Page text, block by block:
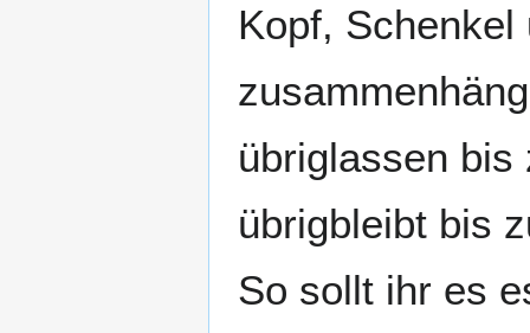
Kopf, Schenkel
übriglassen bis
übrigbleibt bis
So sollt ihr es